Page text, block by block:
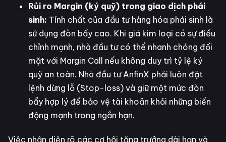
Rủi ro Margin (ký quỹ) trong giao dịch phái
sinh: Tính chất của đầu tư hàng hóa phái sinh là
sử dụng đòn bẩy cao. Khi giá kim loại có sự điều
chỉnh mạnh, nhà đầu tư có thể nhanh chóng đối
mặt với Margin Call nếu không duy trì tỷ lệ ký
quỹ an toàn. Nhà đầu tư AnfinX phải luôn đặt
lệnh dừng lỗ (Stop-loss) và giữ một mức đòn
bẩy hợp lý để bảo vệ tài khoản khỏi những biến
động mạnh trong ngắn hạn.
Việc nhận diện rõ các cơ hội tăng trưởng dài hạn và